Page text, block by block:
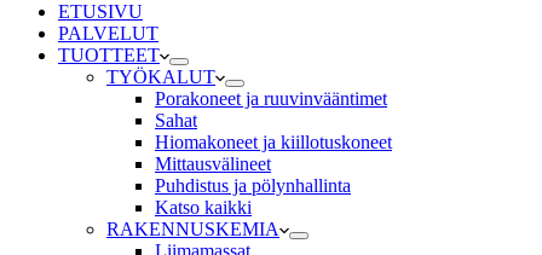
ETUSIVU
PALVELUT
TUOTTEET
TYÖKALUT
Porakoneet ja ruuvinvääntimet
Sahat
Hiomakoneet ja kiillotuskoneet
Mittausvälineet
Puhdistus ja pölynhallinta
Katso kaikki
RAKENNUSKEMIA